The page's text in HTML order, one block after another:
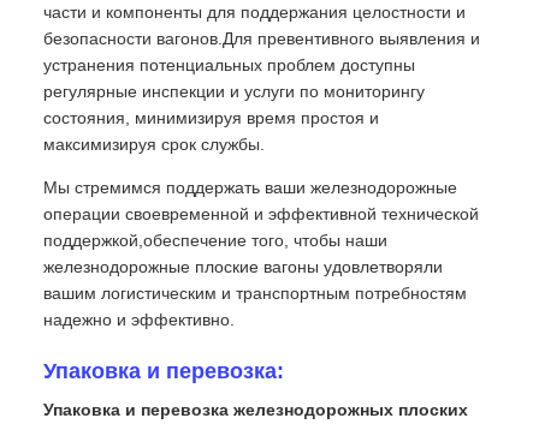
части и компоненты для поддержания целостности и
безопасности вагонов.Для превентивного выявления и
устранения потенциальных проблем доступны
регулярные инспекции и услуги по мониторингу
состояния, минимизируя время простоя и
максимизируя срок службы.
Мы стремимся поддержать ваши железнодорожные
операции своевременной и эффективной технической
поддержкой,обеспечение того, чтобы наши
железнодорожные плоские вагоны удовлетворяли
вашим логистическим и транспортным потребностям
надежно и эффективно.
Упаковка и перевозка:
Упаковка и перевозка железнодорожных плоских